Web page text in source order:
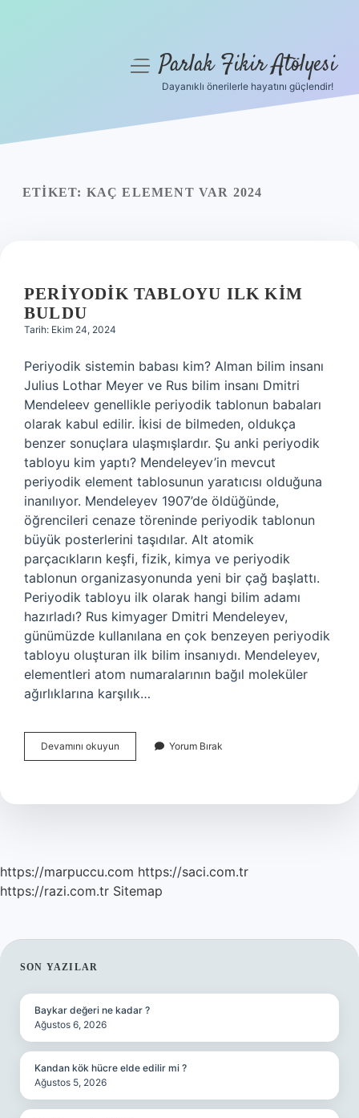
Yasal Uyarı
menüyüParlak Fikir Atölyesi
Dayanıklı önerilerle hayatını güçlendir!
ETIKET: KAÇ ELEMENT VAR 2024
PERIYODIK TABLOYU ILK KIM
BULDU
Tarih: Ekim 24, 2024
Periyodik sistemin babası kim? Alman bilim insanı
Julius Lothar Meyer ve Rus bilim insanı Dmitri
Mendeleev genellikle periyodik tablonun babaları
olarak kabul edilir. İkisi de bilmeden, oldukça
benzer sonuçlara ulaşmışlardır. Şu anki periyodik
tabloyu kim yaptı? Mendeleyev’in mevcut
periyodik element tablosunun yaratıcısı olduğuna
inanılıyor. Mendeleyev 1907’de öldüğünde,
öğrencileri cenaze töreninde periyodik tablonun
büyük posterlerini taşıdılar. Alt atomik
parçacıkların keşfi, fizik, kimya ve periyodik
tablonun organizasyonunda yeni bir çağ başlattı.
Periyodik tabloyu ilk olarak hangi bilim adamı
hazırladı? Rus kimyager Dmitri Mendeleyev,
günümüzde kullanılana en çok benzeyen periyodik
tabloyu oluşturan ilk bilim insanıydı. Mendeleyev,
elementleri atom numaralarının bağıl moleküler
ağırlıklarına karşılık…
Devamını okuyun Periyodik
Tabloyu
Buldu
Yorum Bırak
https://marpuccu.com https://saci.com.tr
https://razi.com.tr Sitemap
SIDEBAR
SON YAZILAR
Baykar değeri ne kadar ?
Ağustos 6, 2026
Kandan kök hücre elde edilir mi ?
Ağustos 5, 2026